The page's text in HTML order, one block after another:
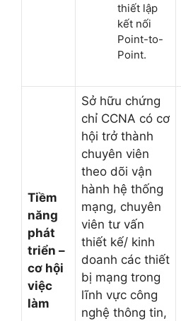
thiết lập
kết nối
Point-to-
Point.
Tiềm
năng
phát
triển –
cơ hội
việc
làm
Sở hữu chứng
chỉ CCNA có cơ
hội trở thành
chuyên viên
theo dõi vận
hành hệ thống
mạng, chuyên
viên tư vấn
thiết kế/ kinh
doanh các thiết
bị mạng trong
lĩnh vực công
nghệ thông tin,